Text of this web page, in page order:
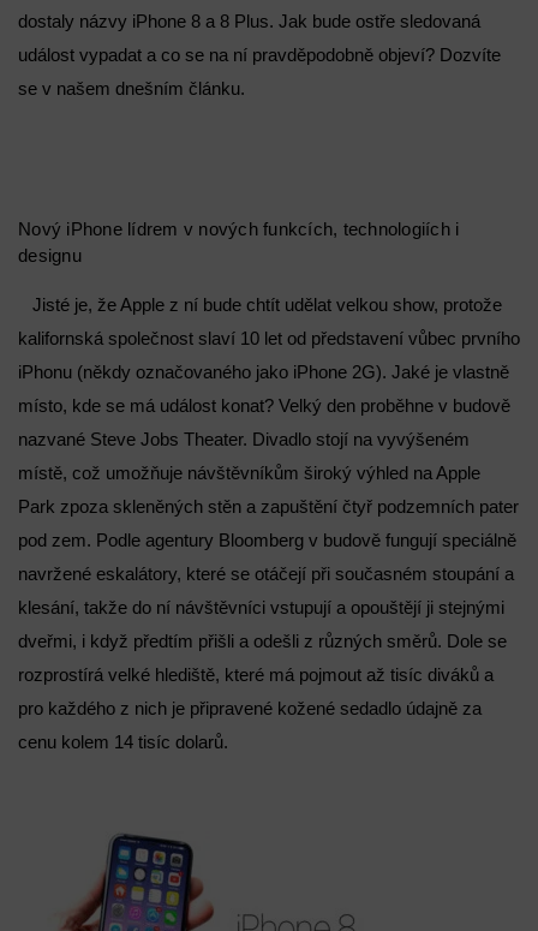
dostaly názvy iPhone 8 a 8 Plus. Jak bude ostře sledovaná
událost vypadat a co se na ní pravděpodobně objeví? Dozvíte
se v našem dnešním článku.
Nový iPhone lídrem v nových funkcích, technologiích i
designu
Jisté je, že Apple z ní bude chtít udělat velkou show, protože
kalifornská společnost slaví 10 let od představení vůbec prvního
iPhonu (někdy označovaného jako iPhone 2G). Jaké je vlastně
místo, kde se má událost konat? Velký den proběhne v budově
nazvané Steve Jobs Theater. Divadlo stojí na vyvýšeném
místě, což umožňuje návštěvníkům široký výhled na Apple
Park zpoza skleněných stěn a zapuštění čtyř podzemních pater
pod zem. Podle agentury Bloomberg v budově fungují speciálně
navržené eskalátory, které se otáčejí při současném stoupání a
klesání, takže do ní návštěvníci vstupují a opouštějí ji stejnými
dveřmi, i když předtím přišli a odešli z různých směrů. Dole se
rozprostírá velké hlediště, které má pojmout až tisíc diváků a
pro každého z nich je připravené kožené sedadlo údajně za
cenu kolem 14 tisíc dolarů.